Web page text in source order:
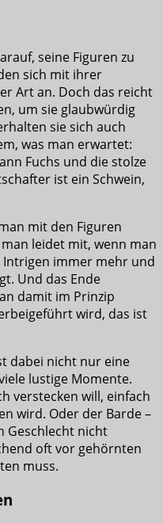
seine Figuren zu
sich mit ihrer
Art an. Doch das reicht
um sie glaubwürdig
sie sich auch
was man erwartet:
Fuchs und die stolze
ist ein Schwein,
mit den Figuren
leidet mit, wenn man
Intrigen immer mehr und
Und das Ende
damit im Prinzip
wird, das ist
dabei nicht nur eine
lustige Momente.
verstecken will, einfach
wird. Oder der Barde –
Geschlecht nicht
oft vor gehörnten
muss.